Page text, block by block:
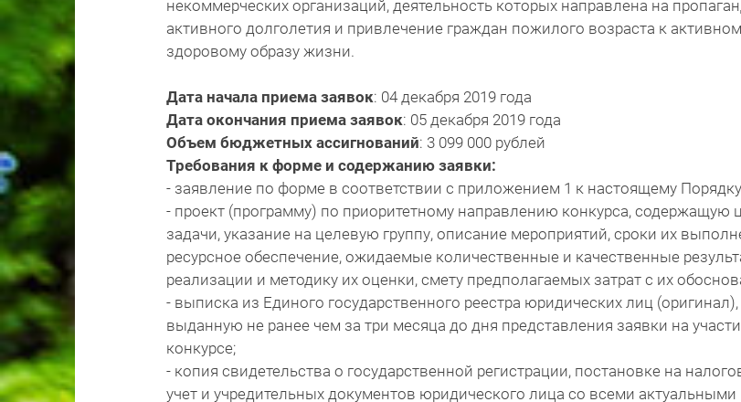
некоммерческих организаций, деятельность которых направлена на
активного долголетия и привлечение граждан пожилого возраста к
здоровому образу жизни.
Дата начала приема заявок: 04 декабря 2019 года
Дата окончания приема заявок: 05 декабря 2019 года
Объем бюджетных ассигнований: 3 099 000 рублей
Требования к форме и содержанию заявки:
- заявление по форме в соответствии с приложением 1 к настоящему
- проект (программу) по приоритетному направлению конкурса, содержащую
задачи, указание на целевую группу, описание мероприятий, сроки их
ресурсное обеспечение, ожидаемые количественные и качественные
реализации и методику их оценки, смету предполагаемых затрат с их
- выписка из Единого государственного реестра юридических лиц (оригинал),
выданную не ранее чем за три месяца до дня представления заявки на
конкурсе;
- копия свидетельства о государственной регистрации, постановке на
учет и учредительных документов юридического лица со всеми актуальными